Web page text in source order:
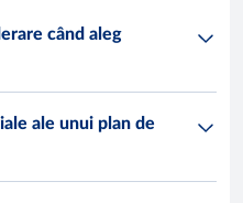
când aleg
ale unui plan de